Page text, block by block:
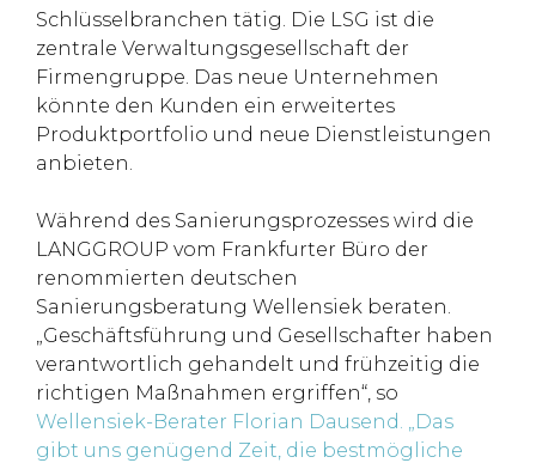
Schlüsselbranchen tätig. Die LSG ist die
zentrale Verwaltungsgesellschaft der
Firmengruppe. Das neue Unternehmen
könnte den Kunden ein erweitertes
Produktportfolio und neue Dienstleistungen
anbieten.
Während des Sanierungsprozesses wird die
LANGGROUP vom Frankfurter Büro der
renommierten deutschen
Sanierungsberatung Wellensiek beraten.
„Geschäftsführung und Gesellschafter haben
verantwortlich gehandelt und frühzeitig die
richtigen Maßnahmen ergriffen“, so
Wellensiek-Berater Florian Dausend. „Das
gibt uns genügend Zeit, die bestmögliche